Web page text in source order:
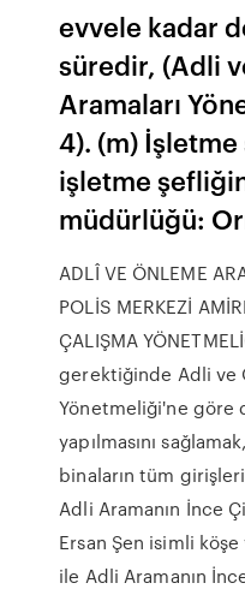
evvele kadar
süredir, (Adli
Aramaları
4). (m)
işletme
müdürlüğü:
ADLÎ VE ÖNLEME
POLİS MERKEZİ
ÇALIŞMA
gerektiğinde Adli ve
Yönetmeliği'ne göre
yapılmasını
binaların tüm
Adli Aramanın İnce
Ersan Şen isimli köşe
ile Adli Aramanın